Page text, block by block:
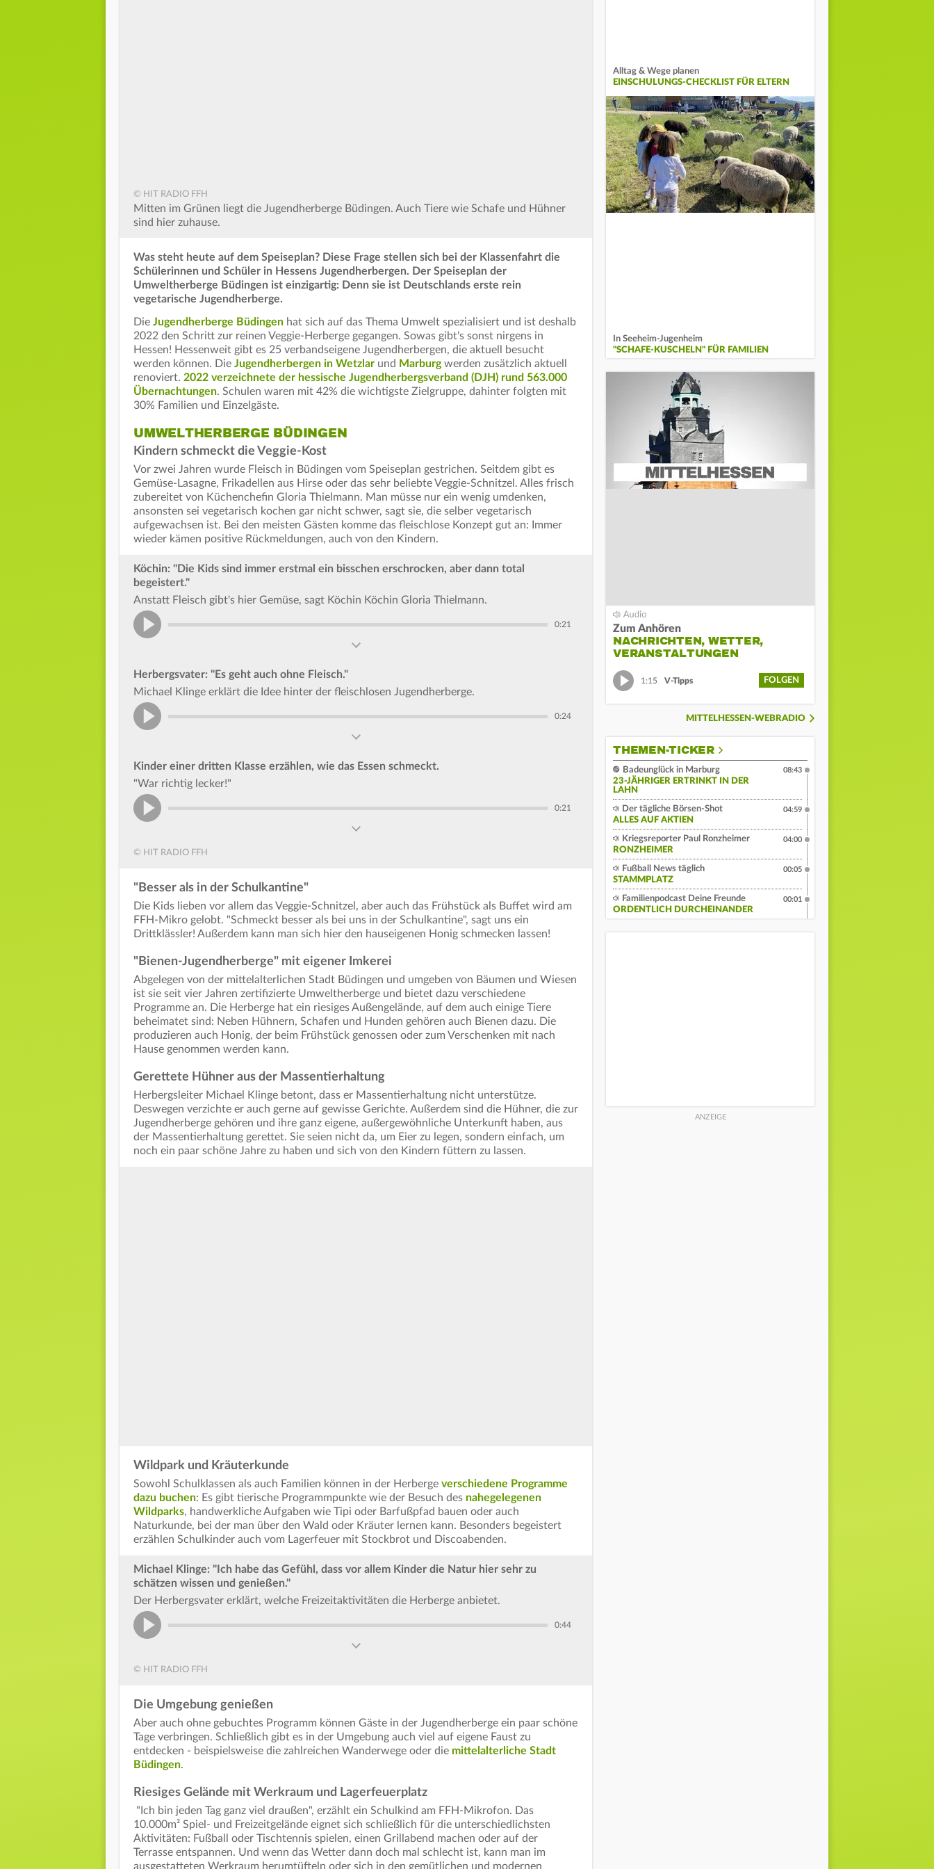
© HIT RADIO FFH
Mitten im Grünen liegt die Jugendherberge Büdingen. Auch Tiere wie Schafe und Hühner
sind hier zuhause.
Was steht heute auf dem Speiseplan? Diese Frage stellen sich bei der Klassenfahrt die
Schülerinnen und Schüler in Hessens Jugendherbergen. Der Speiseplan der
Umweltherberge Büdingen ist einzigartig: Denn sie ist Deutschlands erste rein
vegetarische Jugendherberge.
Die Jugendherberge Büdingen hat sich auf das Thema Umwelt spezialisiert und ist deshalb
2022 den Schritt zur reinen Veggie-Herberge gegangen. Sowas gibt's sonst nirgens in
Hessen! Hessenweit gibt es 25 verbandseigene Jugendherbergen, die aktuell besucht
werden können. Die Jugendherbergen in Wetzlar und Marburgwerden zusätzlich aktuell
renoviert. 2022 verzeichnete der hessische Jugendherbergsverband (DJH) rund 563.000
Übernachtungen. Schulen waren mit 42% die wichtigste Zielgruppe, dahinter folgten mit
30% Familien und Einzelgäste.
UMWELTHERBERGE BÜDINGEN
Kindern schmeckt die Veggie-Kost
Vor zwei Jahren wurde Fleisch in Büdingen vom Speiseplan gestrichen. Seitdem gibt es
Gemüse-Lasagne, Frikadellen aus Hirse oder das sehr beliebte Veggie-Schnitzel. Alles frisch
zubereitet von Küchenchefin Gloria Thielmann. Man müsse nur ein wenig umdenken,
ansonsten sei vegetarisch kochen gar nicht schwer, sagt sie, die selber vegetarisch
aufgewachsen ist. Bei den meisten Gästen komme das fleischlose Konzept gut an: Immer
wieder kämen positive Rückmeldungen, auch von den Kindern.
Köchin: "Die Kids sind immer erstmal ein bisschen erschrocken, aber dann total
begeistert."
Anstatt Fleisch gibt's hier Gemüse, sagt Köchin Köchin Gloria Thielmann.
0:21
Herbergsvater: "Es geht auch ohne Fleisch."
Michael Klinge erklärt die Idee hinter der fleischlosen Jugendherberge.
0:24
Kinder einer dritten Klasse erzählen, wie das Essen schmeckt.
"War richtig lecker!"
0:21
© HIT RADIO FFH
"Besser als in der Schulkantine"
Die Kids lieben vor allem das Veggie-Schnitzel, aber auch das Frühstück als Buffet wird am
FFH-Mikro gelobt. "Schmeckt besser als bei uns in der Schulkantine", sagt uns ein
Drittklässler! Außerdem kann man sich hier den hauseigenen Honig schmecken lassen!
"Bienen-Jugendherberge" mit eigener Imkerei
Abgelegen von der mittelalterlichen Stadt Büdingen und umgeben von Bäumen und Wiesen
ist sie seit vier Jahren zertifizierte Umweltherberge und bietet dazu verschiedene
Programme an. Die Herberge hat ein riesiges Außengelände, auf dem auch einige Tiere
beheimatet sind: Neben Hühnern, Schafen und Hunden gehören auch Bienen dazu. Die
produzieren auch Honig, der beim Frühstück genossen oder zum Verschenken mit nach
Hause genommen werden kann.
Gerettete Hühner aus der Massentierhaltung
Herbergsleiter Michael Klinge betont, dass er Massentierhaltung nicht unterstütze.
Deswegen verzichte er auch gerne auf gewisse Gerichte. Außerdem sind die Hühner, die zur
Jugendherberge gehören und ihre ganz eigene, außergewöhnliche Unterkunft haben, aus
der Massentierhaltung gerettet. Sie seien nicht da, um Eier zu legen, sondern einfach, um
noch ein paar schöne Jahre zu haben und sich von den Kindern füttern zu lassen.
Wildpark und Kräuterkunde
Sowohl Schulklassen als auch Familien können in der Herberge verschiedene Programme
dazu buchen: Es gibt tierische Programmpunkte wie der Besuch des nahegelegenen
Wildparks, handwerkliche Aufgaben wie Tipi oder Barfußpfad bauen oder auch
Naturkunde, bei der man über den Wald oder Kräuter lernen kann. Besonders begeistert
erzählen Schulkinder auch vom Lagerfeuer mit Stockbrot und Discoabenden.
Michael Klinge: "Ich habe das Gefühl, dass vor allem Kinder die Natur hier sehr zu
schätzen wissen und genießen."
Der Herbergsvater erklärt, welche Freizeitaktivitäten die Herberge anbietet.
0:44
© HIT RADIO FFH
Die Umgebung genießen
Aber auch ohne gebuchtes Programm können Gäste in der Jugendherberge ein paar schöne
Tage verbringen. Schließlich gibt es in der Umgebung auch viel auf eigene Faust zu
entdecken - beispielsweise die zahlreichen Wanderwege oder die mittelalterliche Stadt
Büdingen.
Riesiges Gelände mit Werkraum und Lagerfeuerplatz
"Ich bin jeden Tag ganz viel draußen", erzählt ein Schulkind am FFH-Mikrofon. Das
10.000m² Spiel- und Freizeitgelände eignet sich schließlich für die unterschiedlichsten
Aktivitäten: Fußball oder Tischtennis spielen, einen Grillabend machen oder auf der
Terrasse entspannen. Und wenn das Wetter dann doch mal schlecht ist, kann man im
ausgestatteten Werkraum herumtüfteln oder sich in den gemütlichen und modernen
Alltag & Wege planen
EINSCHULUNGS-CHECKLIST FÜR ELTERN
In Seeheim-Jugenheim
"SCHAFE-KUSCHELN" FÜR FAMILIEN
Zum Anhören
NACHRICHTEN, WETTER,
VERANSTALTUNGEN
1:15 V-Tipps FOLGEN
MITTELHESSEN-WEBRADIO
THEMEN-TICKER
Badeunglück in Marburg
23-JÄHRIGER ERTRINKT IN DER
LAHN
08:43
Der tägliche Börsen-Shot
ALLES AUF AKTIEN
04:59
Kriegsreporter Paul Ronzheimer
RONZHEIMER
04:00
Fußball News täglich
STAMMPLATZ
00:05
Familienpodcast Deine Freunde
ORDENTLICH DURCHEINANDER
00:01